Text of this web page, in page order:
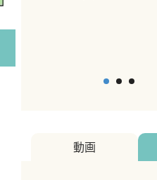
動画